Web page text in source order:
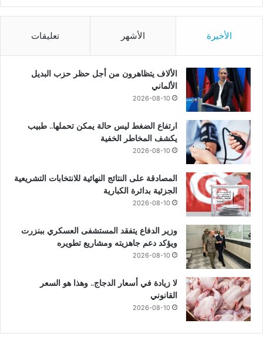
الأخيرة الأشهر تعليقات
الألاف يتظاهرون من أجل حظر حزب البديل
الألماني
2026-08-10
ارتفاع الضغط ليس حالة يمكن تحملها.. طبيب
يكشف المخاطر الخفية
2026-08-10
المصادقة على النتائج النهائية للانتخابات التشريعية
الجزئية بدائرة الكبارية
2026-08-10
وزير الدفاع يتفقد المستشفى العسكري ببنزرت
ويؤكد دعم جاهزيته ومشاريع تطويره
2026-08-10
لا زيادة في أسعار الدجاج.. وهذا هو السعر
القانوني
2026-08-10